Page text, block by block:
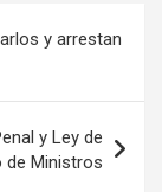
y arrestan
y Ley de
de Ministros